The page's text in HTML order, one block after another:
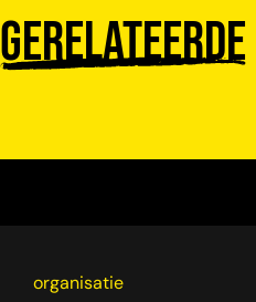
Gerelateerde
organisatie